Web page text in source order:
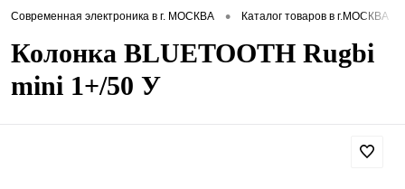
Современная электроника в г. МОСКВА • Каталог товаров в г.МОСКВА
Колонка BLUETOOTH Rugbi
mini 1+/50 У